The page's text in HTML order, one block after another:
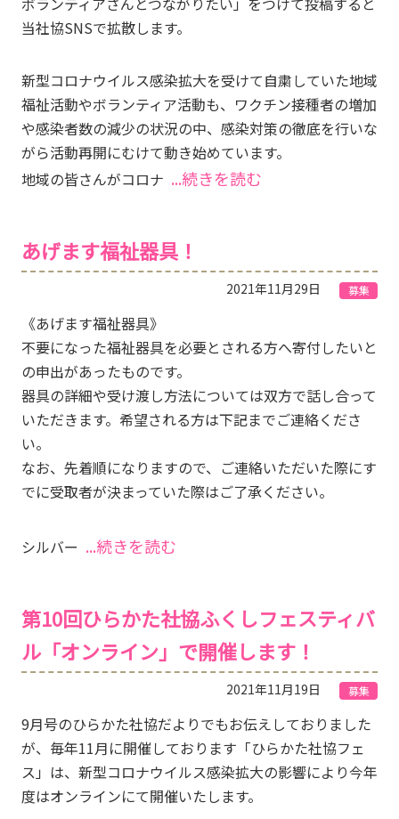
当社協SNSで拡散します。
新型コロナウイルス感染拡大を受けて自粛していた地域
福祉活動やボランティア活動も、ワクチン接種者の増加
や感染者数の減少の状況の中、感染対策の徹底を行いな
がら活動再開にむけて動き始めています。
地域の皆さんがコロナ ...続きを読む
あげます福祉器具！
2021年11月29日 募集
《あげます福祉器具》
不要になった福祉器具を必要とされる方へ寄付したいと
の申出があったものです。
器具の詳細や受け渡し方法については双方で話し合って
いただきます。希望される方は下記までご連絡くださ
い。
なお、先着順になりますので、ご連絡いただいた際にす
でに受取者が決まっていた際はご了承ください。
シルバー ...続きを読む
第10回ひらかた社協ふくしフェスティバ
ル「オンライン」で開催します！
2021年11月19日 募集
9月号のひらかた社協だよりでもお伝えしておりました
が、毎年11月に開催しております「ひらかた社協フェ
ス」は、新型コロナウイルス感染拡大の影響により今年
度はオンラインにて開催いたします。